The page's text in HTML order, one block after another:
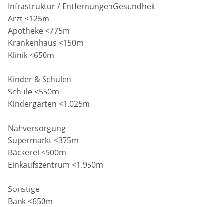
Infrastruktur / EntfernungenGesundheit
Arzt <125m
Apotheke <775m
Krankenhaus <150m
Klinik <650m
Kinder & Schulen
Schule <550m
Kindergarten <1.025m
Nahversorgung
Supermarkt <375m
Bäckerei <500m
Einkaufszentrum <1.950m
Sonstige
Bank <650m